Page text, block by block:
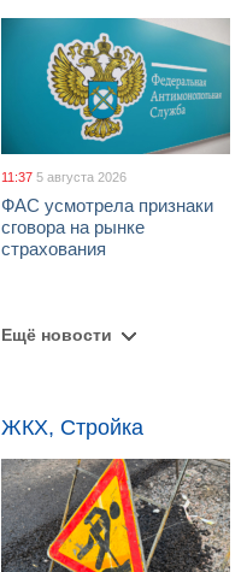
11:37 5 августа 2026
ФАС усмотрела признаки
сговора на рынке
страхования
Ещё новости
ЖКХ, Стройка